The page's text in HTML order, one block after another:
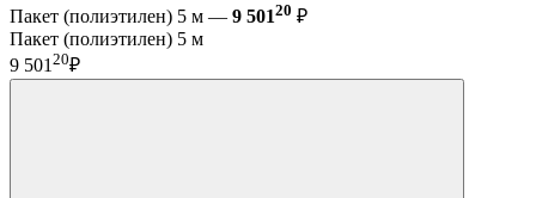
Пакет (полиэтилен) 5 м — 9 50120 ₽
Пакет (полиэтилен) 5 м
9 50120₽